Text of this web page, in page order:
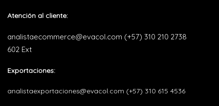
Atención al cliente:
analistaecommerce@evacol.com (+57) 310 210 2738
602 Ext
Exportaciones:
analistaexportaciones@evacol.com (+57) 310 615 4536